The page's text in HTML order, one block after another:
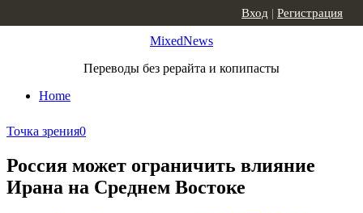
MixedNews
Переводы без рерайта и копипасты
Home
Вход | Регистрация
Точка зрения0
Россия может ограничить влияние
Ирана на Среднем Востоке